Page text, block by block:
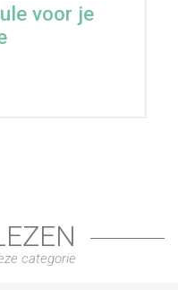
voor je
categorie